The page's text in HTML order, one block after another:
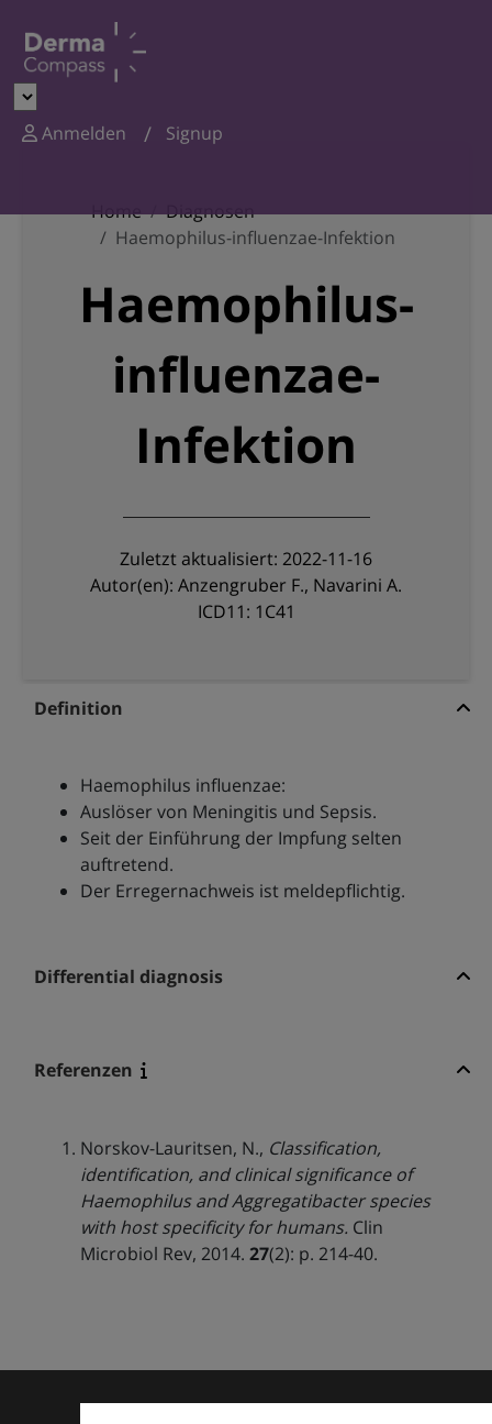
Anmelden Signup
Home
Diagnosen
Haemophilus-influenzae-Infektion
Haemophilus-
influenzae-
Infektion
Zuletzt aktualisiert: 2022-11-16
Autor(en): Anzengruber F., Navarini A.
ICD11: 1C41
Definition
Haemophilus influenzae:
Auslöser von Meningitis und Sepsis.
Seit der Einführung der Impfung selten
auftretend.
Der Erregernachweis ist meldepflichtig.
Differential diagnosis
Referenzen
Norskov-Lauritsen, N., Classification,
identification, and clinical significance of
Haemophilus and Aggregatibacter species
with host specificity for humans. Clin
Microbiol Rev, 2014. 27(2): p. 214-40.